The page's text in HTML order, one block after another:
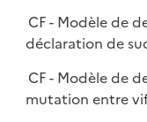
CF - Modèle de
déclaration de
CF - Modèle de
mutation entre